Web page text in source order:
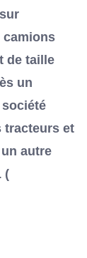
camions
de taille
un
tracteurs et
autre
(